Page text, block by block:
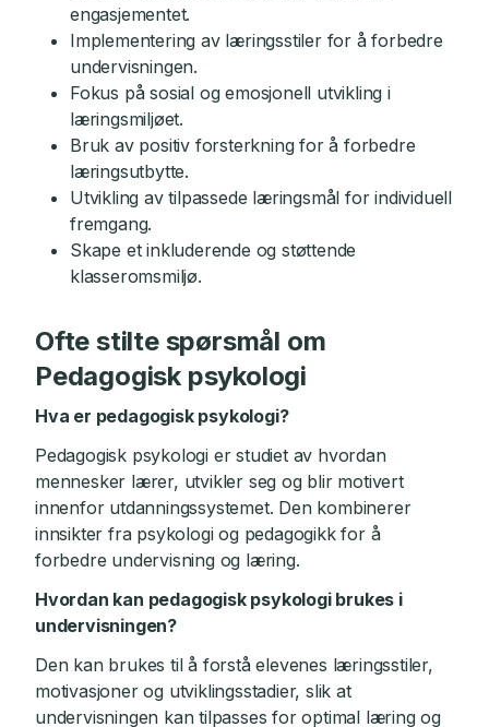
engasjementet.
Implementering av læringsstiler for å forbedre
undervisningen.
Fokus på sosial og emosjonell utvikling i
læringsmiljøet.
Bruk av positiv forsterkning for å forbedre
læringsutbytte.
Utvikling av tilpassede læringsmål for individuell
fremgang.
Skape et inkluderende og støttende
klasseromsmiljø.
Ofte stilte spørsmål om
Pedagogisk psykologi
Hva er pedagogisk psykologi?
Pedagogisk psykologi er studiet av hvordan
mennesker lærer, utvikler seg og blir motivert
innenfor utdanningssystemet. Den kombinerer
innsikter fra psykologi og pedagogikk for å
forbedre undervisning og læring.
Hvordan kan pedagogisk psykologi brukes i
undervisningen?
Den kan brukes til å forstå elevenes læringsstiler,
motivasjoner og utviklingsstadier, slik at
undervisningen kan tilpasses for optimal læring og